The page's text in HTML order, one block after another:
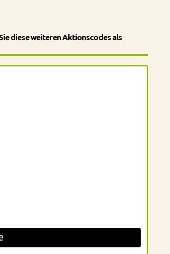
diese weiteren Aktionscodes als